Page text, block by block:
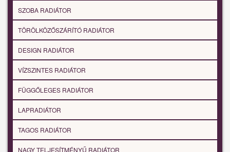
SZOBA RADIÁTOR
TÖRÖLKÖZŐSZÁRÍTÓ RADIÁTOR
DESIGN RADIÁTOR
VÍZSZINTES RADIÁTOR
FÜGGŐLEGES RADIÁTOR
LAPRADIÁTOR
TAGOS RADIÁTOR
NAGY TELJESÍTMÉNYŰ RADIÁTOR